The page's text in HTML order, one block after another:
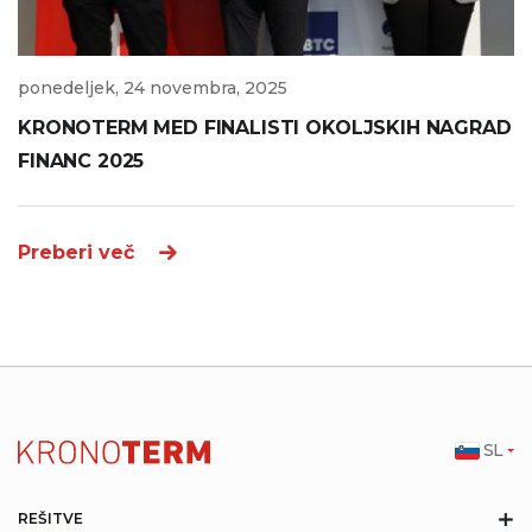
ponedeljek, 24 novembra, 2025
KRONOTERM MED FINALISTI OKOLJSKIH NAGRAD
FINANC 2025
Preberi več
REŠITVE +
SL